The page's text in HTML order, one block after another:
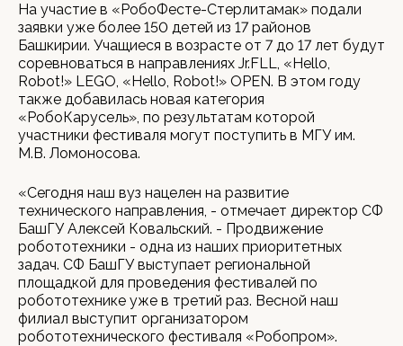
На участие в «РобоФесте-Стерлитамак» подали
заявки уже более 150 детей из 17 районов
Башкирии. Учащиеся в возрасте от 7 до 17 лет будут
соревноваться в направлениях Jr.FLL, «Hello,
Robot!» LEGO, «Hello, Robot!» OPEN. В этом году
также добавилась новая категория
«РобоКарусель», по результатам которой
участники фестиваля могут поступить в МГУ им.
М.В. Ломоносова.
«Сегодня наш вуз нацелен на развитие
технического направления, - отмечает директор СФ
БашГУ Алексей Ковальский. - Продвижение
робототехники - одна из наших приоритетных
задач. СФ БашГУ выступает региональной
площадкой для проведения фестивалей по
робототехнике уже в третий раз. Весной наш
филиал выступит организатором
робототехнического фестиваля «Робопром».